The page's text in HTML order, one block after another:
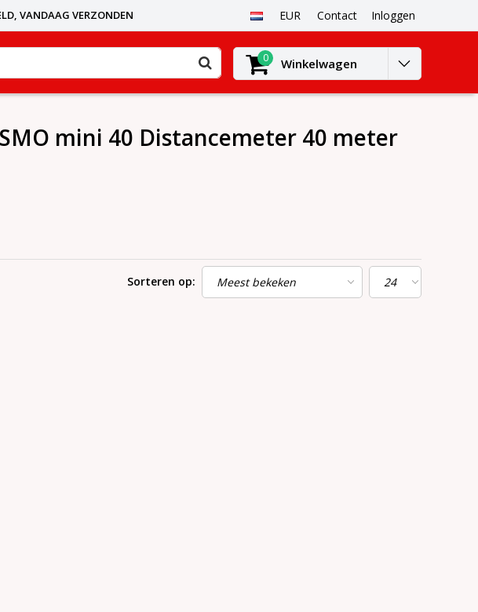
VANDAAG VERZONDEN EUR Contact Inloggen
0 Winkelwagen
mini 40 Distancemeter 40 meter
Sorteren op: